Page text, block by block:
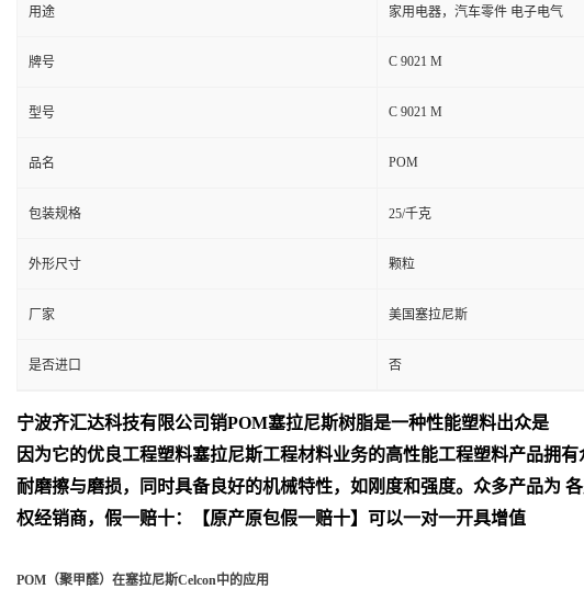
用途 家用电器，汽车零件 电子电气
牌号 C 9021 M
型号 C 9021 M
品名 POM
包装规格 25/千克
外形尺寸 颗粒
厂家 美国塞拉尼斯
是否进口 否
宁波齐汇达科技有限公司销POM塞拉尼斯树脂是一种性能塑料出众是
因为它的优良工程塑料塞拉尼斯工程材料业务的高性能工程塑料产品拥有
耐磨擦与磨损，同时具备良好的机械特性，如刚度和强度。众多产品为
权经销商，假一赔十：【原产原包假一赔十】可以一对一开具增值
POM（聚甲醛）在塞拉尼斯Celcon中的应用